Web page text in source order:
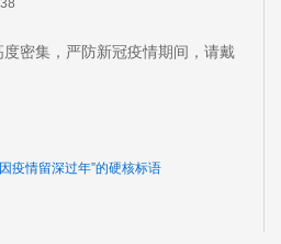
密集，严防新冠疫情期间，请戴
因疫情留深过年”的硬核标语